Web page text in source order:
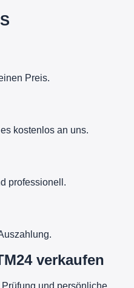
Preis.
kostenlos an uns.
professionell.
verkaufen